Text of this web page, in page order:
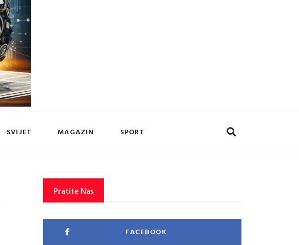
SVIJET MAGAZIN SPORT
Pratite Nas
FACEBOOK